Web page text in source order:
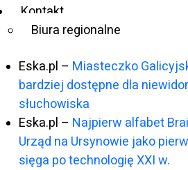
Kontakt
Biura regionalne
Niepelnosprawni.pl
2021 r:
Eska.pl – Miasteczko
bardziej dostępne dla
słuchowiska
Eska.pl – Najpierw alfabet
Urząd na Ursynowie jako
sięga po technologię XXI w.